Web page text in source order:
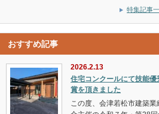
特集記事
おすすめ記事
2026.2.13
住宅コンクールにて技能優
賞を頂きました
この度、会津若松市建築業